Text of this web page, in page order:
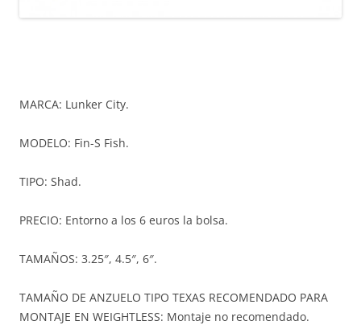
MARCA: Lunker City.
MODELO: Fin-S Fish.
TIPO: Shad.
PRECIO: Entorno a los 6 euros la bolsa.
TAMAÑOS: 3.25″, 4.5″, 6″.
TAMAÑO DE ANZUELO TIPO TEXAS RECOMENDADO PARA
MONTAJE EN WEIGHTLESS: Montaje no recomendado.